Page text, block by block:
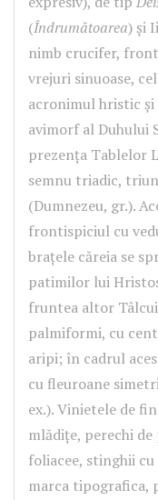
(Îndrumătoarea) și
nimb crucifer,
vrejuri sinuoase,
acronimul hristic
avimorf al Duhului
prezența Tablelor
semnu triadic,
(Dumnezeu, gr.).
frontispiciul cu
brațele căreia se
patimilor lui
fruntea altor
palmiformi, cu
aripi; în cadrul
cu fleuroane
ex.). Vinietele de
mlădițe, perechi
foliacee, stinghii
marca tipografica,